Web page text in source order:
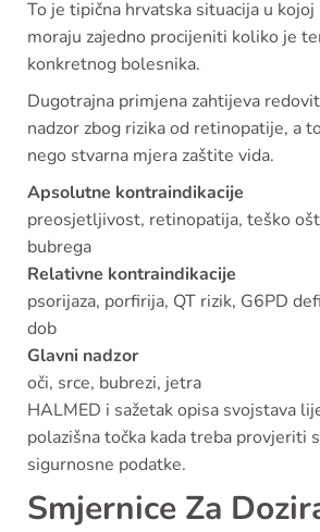
To je tipična hrvatska situacija u
moraju zajedno procijeniti koliko je
konkretnog bolesnika.
Dugotrajna primjena zahtijeva
nadzor zbog rizika od retinopatije, a
nego stvarna mjera zaštite vida.
Apsolutne kontraindikacije
preosjetljivost, retinopatija, teško
bubrega
Relativne kontraindikacije
psorijaza, porfirija, QT rizik, G6PD
dob
Glavni nadzor
oči, srce, bubrezi, jetra
HALMED i sažetak opisa svojstava
polazišna točka kada treba provjeriti
sigurnosne podatke.
Smjernice Za